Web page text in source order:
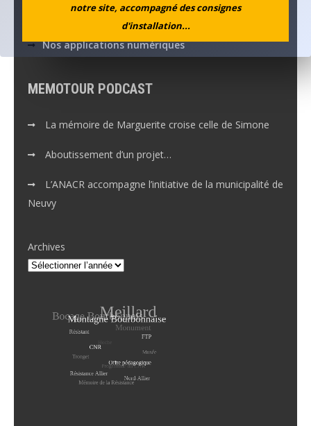
notre site, accompagné des consignes
d'installation...
la PAIX à l’agenda
Nos applications numériques
MEMOTOUR PODCAST
La mémoire de Marguerite croise celle de Simone
Aboutissement d’un projet…
L’ANACR accompagne l’initiative de la municipalité de
Neuvy
Archives